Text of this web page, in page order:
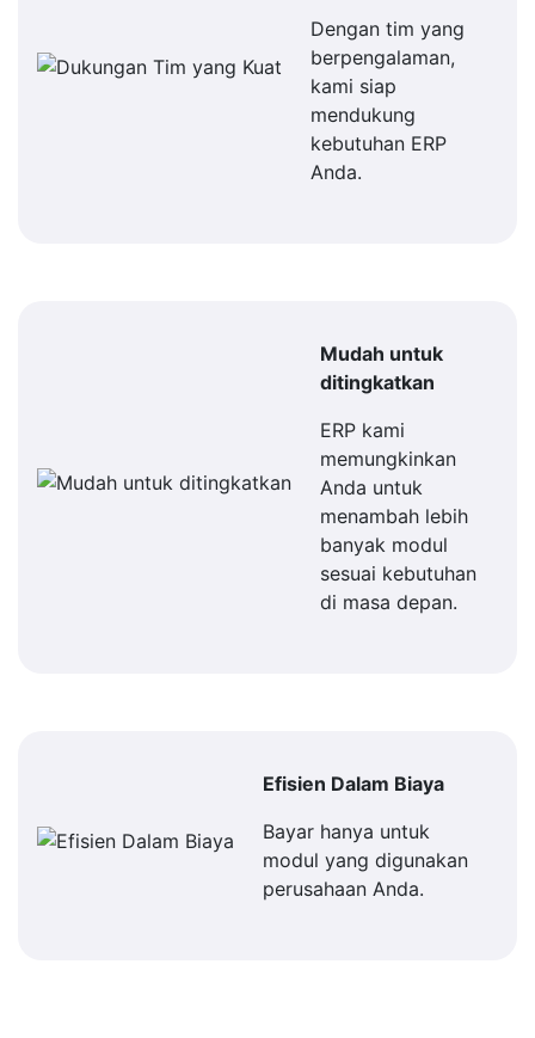
Dengan tim yang
berpengalaman,
kami siap
mendukung
kebutuhan ERP
Anda.
Mudah untuk
ditingkatkan
ERP kami
memungkinkan
Anda untuk
menambah lebih
banyak modul
sesuai kebutuhan
di masa depan.
Efisien Dalam Biaya
Bayar hanya untuk
modul yang digunakan
perusahaan Anda.